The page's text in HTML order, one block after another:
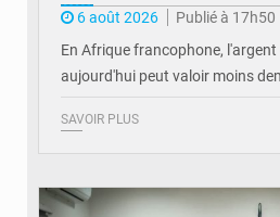
6 août 2026
Publié à 17h50
En Afrique francophone,
aujourd'hui peut valoir moins
SAVOIR PLUS